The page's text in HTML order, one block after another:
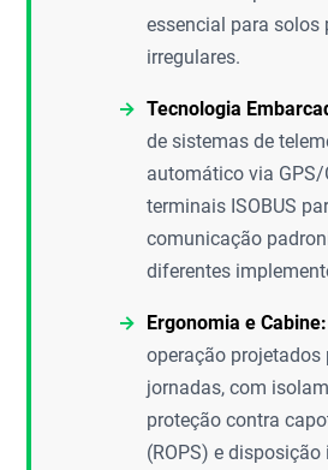
essencial para solos
irregulares.
Tecnologia
de sistemas de
automático via GPS/
terminais ISOBUS
comunicação
diferentes
Ergonomia e Cabine:
operação projetados
jornadas, com
proteção contra
(ROPS) e